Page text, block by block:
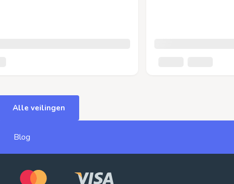
Alle veilingen
Blog